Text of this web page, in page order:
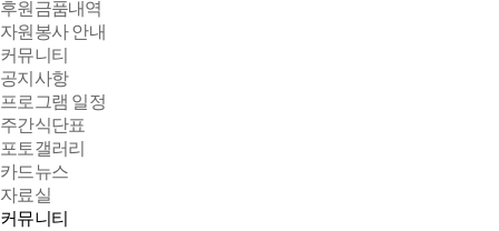
후원금품내역
자원봉사 안내
커뮤니티
공지사항
프로그램 일정
주간식단표
포토갤러리
카드뉴스
자료실
커뮤니티